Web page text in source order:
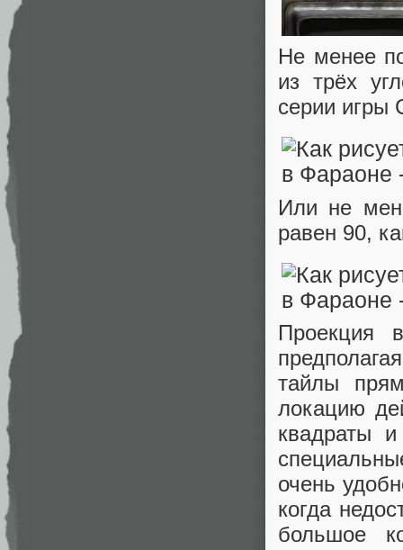
Не менее
из трёх
серии игры
Или не
равен 90,
Проекция
тайлы
локацию
квадраты
очень
когда
большое